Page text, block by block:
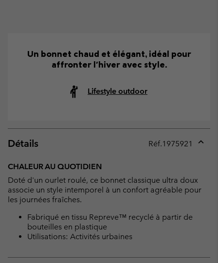
Un bonnet chaud et élégant, idéal pour
affronter l'hiver avec style.
Lifestyle outdoor
Détails Réf.1975921
CHALEUR AU QUOTIDIEN
Doté d'un ourlet roulé, ce bonnet classique ultra doux
associe un style intemporel à un confort agréable pour
les journées fraîches.
Fabriqué en tissu Repreve™ recyclé à partir de
bouteilles en plastique
Utilisations: Activités urbaines